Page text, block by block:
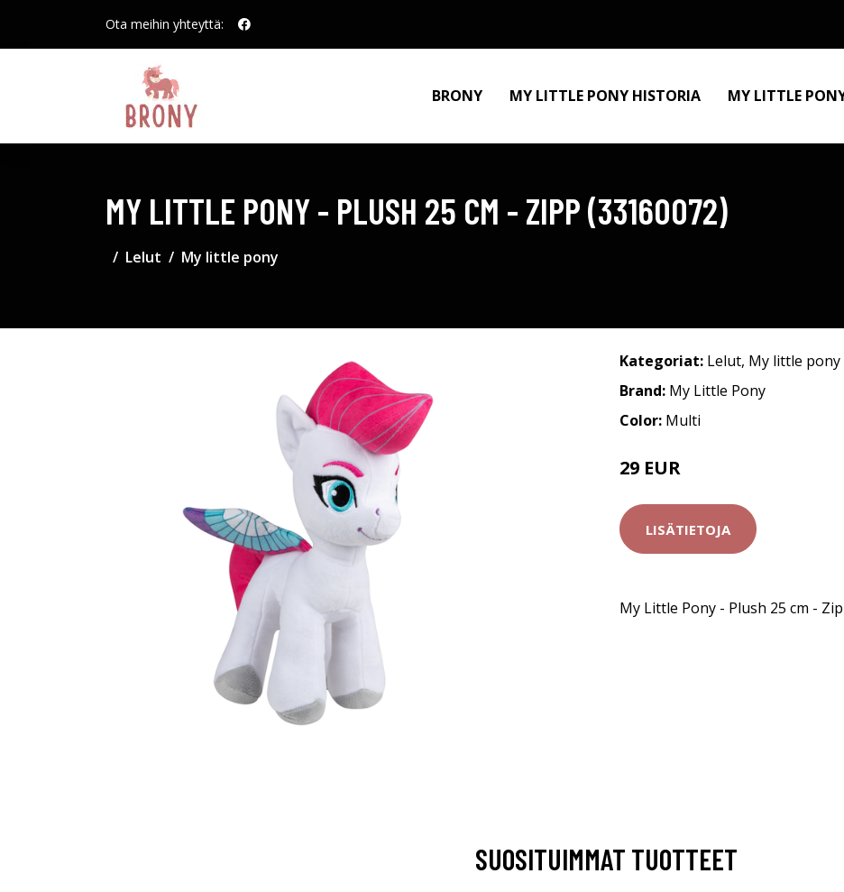
Ota meihin yhteyttä:
BRONY MY LITTLE PONY HISTORIA MY LITTLE
MY LITTLE PONY - PLUSH 25 CM - ZIPP (33160072)
Lelut My little pony
Kategoriat: Lelut, My little pony
Brand: My Little Pony
Color: Multi
29 EUR
LISÄTIETOJA
My Little Pony - Plush 25 cm -
SUOSITUIMMAT TUOTTEET